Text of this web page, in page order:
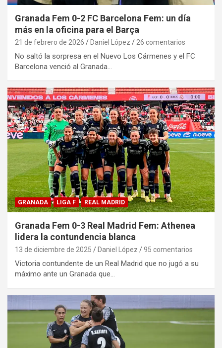
Granada Fem 0-2 FC Barcelona Fem: un día
más en la oficina para el Barça
21 de febrero de 2026 Daniel López 26 comentarios
No saltó la sorpresa en el Nuevo Los Cármenes y el FC
Barcelona venció al Granada…
GRANADA LIGA F REAL MADRID
Granada Fem 0-3 Real Madrid Fem: Athenea
lidera la contundencia blanca
13 de diciembre de 2025 Daniel López 95 comentarios
Victoria contundente de un Real Madrid que no jugó a su
máximo ante un Granada que…